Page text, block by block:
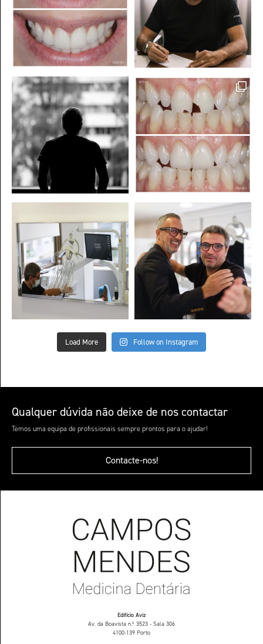
Load More Follow on Instagram
Qualquer dúvida não deixe de nos contactar
Temos uma equipa de profissionais sempre prontos para o ajudar!
Contacte-nos!
Edifício Aviz
Av. da Boavista n.º 3523 - Sala 306
4100-139 Porto